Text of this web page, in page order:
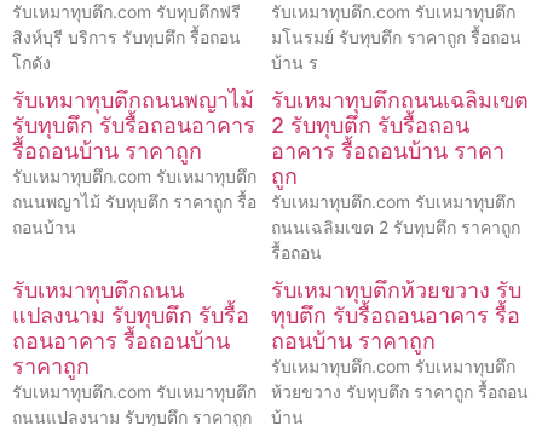
รับเหมาทุบตึก.com รับทุบตึกฟรี
สิงห์บุรี บริการ รับทุบตึก รื้อถอน
โกดัง
รับเหมาทุบตึก.com รับเหมาทุบตึก
มโนรมย์ รับทุบตึก ราคาถูก รื้อถอน
บ้าน ร
รับเหมาทุบตึกถนนพญาไม้
รับทุบตึก รับรื้อถอนอาคาร
รื้อถอนบ้าน ราคาถูก
รับเหมาทุบตึก.com รับเหมาทุบตึก
ถนนพญาไม้ รับทุบตึก ราคาถูก รื้อ
ถอนบ้าน
รับเหมาทุบตึกถนนเฉลิมเขต
2 รับทุบตึก รับรื้อถอน
อาคาร รื้อถอนบ้าน ราคา
ถูก
รับเหมาทุบตึก.com รับเหมาทุบตึก
ถนนเฉลิมเขต 2 รับทุบตึก ราคาถูก
รื้อถอน
รับเหมาทุบตึกถนน
แปลงนาม รับทุบตึก รับรื้อ
ถอนอาคาร รื้อถอนบ้าน
ราคาถูก
รับเหมาทุบตึก.com รับเหมาทุบตึก
ถนนแปลงนาม รับทุบตึก ราคาถูก
รับเหมาทุบตึกห้วยขวาง รับ
ทุบตึก รับรื้อถอนอาคาร รื้อ
ถอนบ้าน ราคาถูก
รับเหมาทุบตึก.com รับเหมาทุบตึก
ห้วยขวาง รับทุบตึก ราคาถูก รื้อถอน
บ้าน